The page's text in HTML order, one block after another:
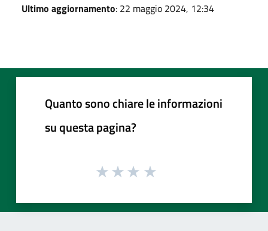
Ultimo aggiornamento: 22 maggio 2024, 12:34
Quanto sono chiare le informazioni
su questa pagina?